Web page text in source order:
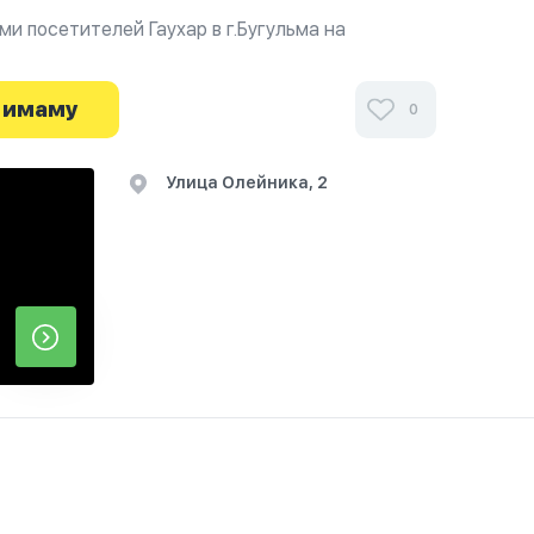
посетителей Гаухар в г.Бугульма на
часах работы. Ваше духовное путешествие
имаму 0
Улица Олейника, 2